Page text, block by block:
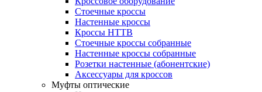
Стоечные кроссы
Настенные кроссы
Кроссы HTTB
Стоечные кроссы собранные
Настенные кроссы собранные
Розетки настенные (абонентские)
Аксессуары для кроссов
Муфты оптические